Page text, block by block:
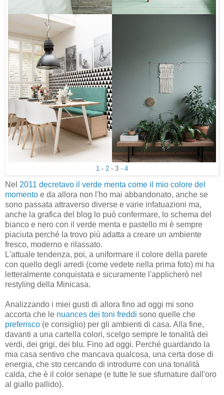
1 - 2 - 3 - 4
Nel 2011 decretavo il verde menta come il mio colore del
momento e da allora non l'ho mai abbandonato, anche se
sono passata attraverso diverse e varie infatuazioni ma,
anche la grafica del blog lo può confermare, lo schema del
bianco e nero con il verde menta e pastello mi è sempre
piaciuta perché la trovo più adatta a creare un ambiente
fresco, moderno e rilassato.
L'attuale tendenza, poi, a uniformare il colore della parete
con quello degli arredi (come vedete nella prima foto) mi ha
letteralmente conquistata e sicuramente l'applicherò nel
restyling della Minicasa.
Analizzando i miei gusti di allora fino ad oggi mi sono
accorta che le nuances dei toni freddi sono quelle che
preferisco (e consiglio) per gli ambienti di casa. Alla fine,
davanti a una cartella colori, scelgo sempre le tonalità dei
verdi, dei grigi, dei blu. Fino ad oggi. Perché guardando la
mia casa sentivo che mancava qualcosa, una certa dose di
energia, che sto cercando di introdurre con una tonalità
calda, che è il color senape (e tutte le sue sfumature dall'oro
al giallo pallido).